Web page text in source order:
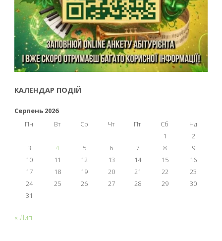
КАЛЕНДАР ПОДІЙ
Серпень 2026
Пн
Вт Ср Чт Пт Сб
Нд
1
2
3
4 5 6 7 8
9
10
11 12 13 14 15
16
17
18 19 20 21 22
23
24
25 26 27 28 29
30
31
« Лип